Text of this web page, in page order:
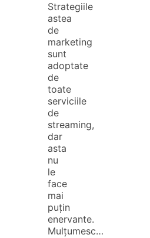
Strategiile
astea
de
marketing
sunt
adoptate
de
toate
serviciile
de
streaming,
dar
asta
nu
le
face
mai
puțin
enervante.
Mulțumesc…